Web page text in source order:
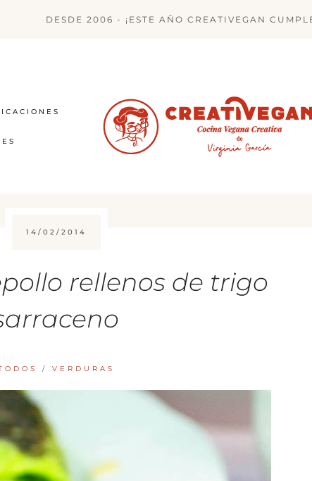
DESDE 2006 - ¡ESTE AÑO CREATIVEGAN
14/02/2014
rellenos de trigo
/ VERDURAS